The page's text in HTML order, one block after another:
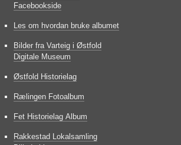
Facebookside
Les om hvordan bruke albumet
Bilder fra Varteig i Østfold
Digitale Museum
Østfold Historielag
Rælingen Fotoalbum
Fet Historielag Album
Rakkestad Lokalsamling